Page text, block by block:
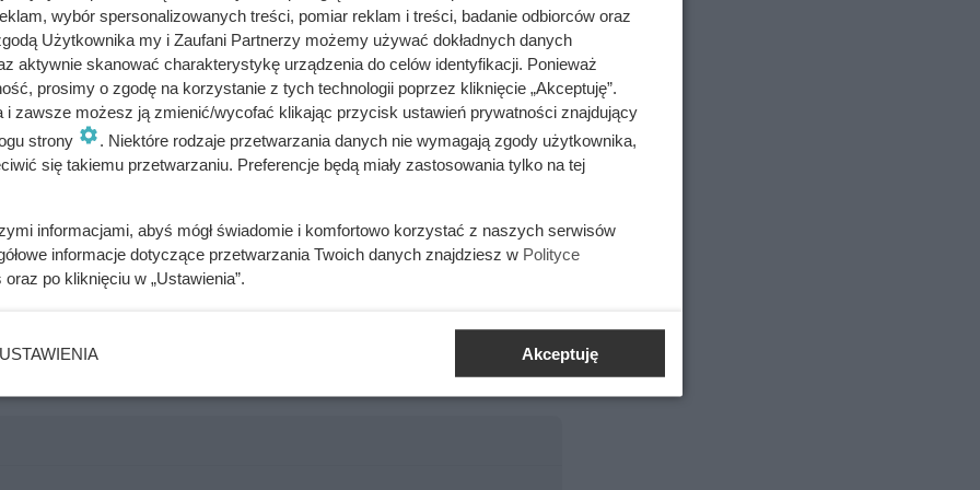
Centrum już od 11 czerwca
znaleźć kilka produktów przecenionych przy zakupie dwóch sztuk.
w bloczku (90 g). W tym przypadku drugi produkt kosztuje 66%
za sztukę. Regularnie produkt kosztuje3,69 zł. Jedną z ciekawszych
g) . Drugi produkt objęto rabatem
. Cena promocyjna wynosi
, podczas gdy poza
wybór spersonalizowanych treści, pomiar reklam i treści, badanie odbiorców oraz
Użytkownika my i Zaufani Partnerzy możemy używać dokładnych danych
aktywnie skanować charakterystykę urządzenia do celów identyfikacji. Ponieważ
prosimy o zgodę na korzystanie z tych technologii poprzez kliknięcie „Akceptuję”.
i zawsze możesz ją zmienić/wycofać klikając przycisk ustawień prywatności znajdujący
strony
. Niektóre rodzaje przetwarzania danych nie wymagają zgody użytkownika,
się takiemu przetwarzaniu. Preferencje będą miały zastosowania tylko na tej
informacjami, abyś mógł świadomie i komfortowo korzystać z naszych serwisów
informacje dotyczące przetwarzania Twoich danych znajdziesz w Polityce
oraz po kliknięciu w „Ustawienia”.
USTAWIENIA Akceptuję